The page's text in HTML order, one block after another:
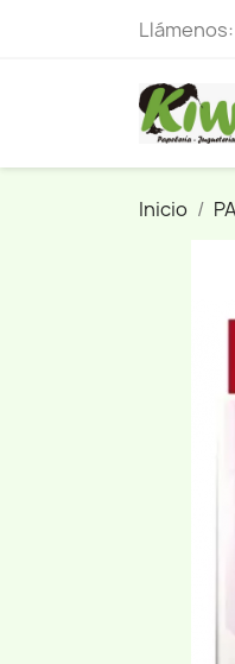
Llámenos:
Inicio